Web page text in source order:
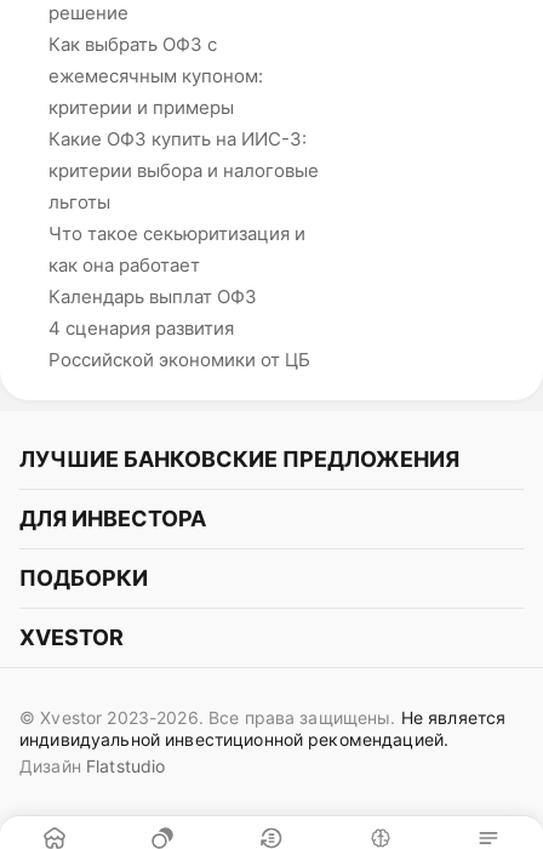
решение
Как выбрать ОФЗ с
ежемесячным купоном:
критерии и примеры
Какие ОФЗ купить на ИИС-3:
критерии выбора и налоговые
льготы
Что такое секьюритизация и
как она работает
Календарь выплат ОФЗ
4 сценария развития
Российской экономики от ЦБ
ЛУЧШИЕ БАНКОВСКИЕ ПРЕДЛОЖЕНИЯ
Альфа-Банк
СБЕР
Газпромбанк
OZON Банк
Совкомбанк
ОТП Банк
ДЛЯ ИНВЕСТОРА
Курс акций
Курс облигаций
Прогнозы на криптовалюты
Идеи инвест аналитиков
Сигналы трейдеров
ПОДБОРКИ
Подборки акций
Подборки облигаций
XVESTOR
Вконтакте
Поддержка в Telegram
Контакты
© Xvestor 2023-2026. Все права защищены. Не является
индивидуальной инвестиционной рекомендацией.
Дизайн Flatstudio